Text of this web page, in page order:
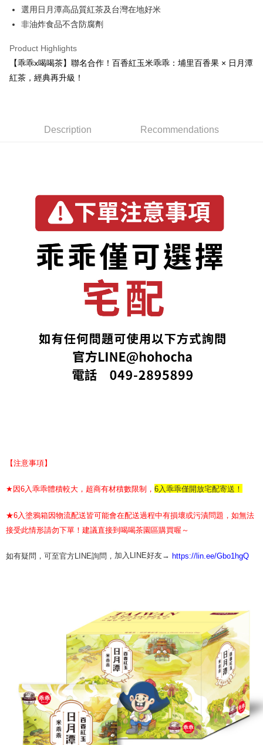
ATM Transfer
宅配
NT$120/order | Free shipping on orders of NT$1,500 or more
選用日月潭高品質紅茶及台灣在地好米
非油炸食品不含防腐劑
Product Highlights
【乖乖x喝喝茶】聯名合作！百香紅玉米乖乖：埔里百香果 × 日月潭
紅茶，經典再升級！
Description Recommendations
【注意事項】
★因6入乖乖體積較大， 超商有材積數限制， 6入乖乖僅開放宅配寄送 ！
★6入塗鴉箱因物流配送皆可能會在配送過程中有損壞或污漬問題，如無法
接受此情形請勿下單！建議直接到喝喝茶園區購買喔～
如有疑問，可至官方LINE詢問， 加入LINE好友→ https://lin.ee/Gbo1hgQ